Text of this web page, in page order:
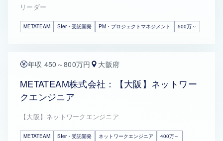
リーダー
METATEAM SIer・受託開発 PM・プロジェクトマネジメント 500万～
年収 450～800万円 大阪府
METATEAM株式会社：【大阪】ネットワー
クエンジニア
【大阪】ネットワークエンジニア
METATEAM SIer・受託開発 ネットワークエンジニア 400万～